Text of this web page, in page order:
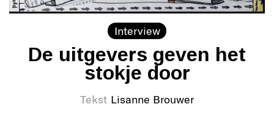
Interview
De uitgevers geven het
stokje door
Tekst Lisanne Brouwer